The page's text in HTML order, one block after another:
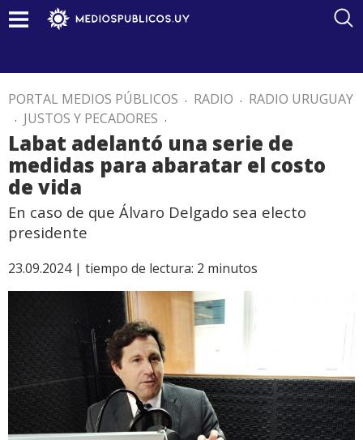
PORTAL MEDIOS PÚBLICOS . RADIO . RADIO URUGUAY
. JUSTOS Y PECADORES .
Labat adelantó una serie de
medidas para abaratar el costo
de vida
En caso de que Álvaro Delgado sea electo
presidente
23.09.2024 | tiempo de lectura: 2 minutos